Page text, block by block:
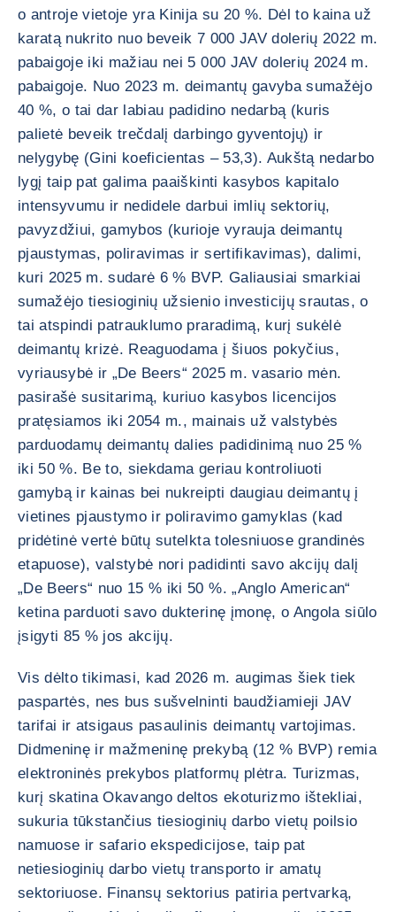
o antroje vietoje yra Kinija su 20 %. Dėl to kaina už
karatą nukrito nuo beveik 7 000 JAV dolerių 2022 m.
pabaigoje iki mažiau nei 5 000 JAV dolerių 2024 m.
pabaigoje. Nuo 2023 m. deimantų gavyba sumažėjo
40 %, o tai dar labiau padidino nedarbą (kuris
palietė beveik trečdalį darbingo gyventojų) ir
nelygybę (Gini koeficientas – 53,3). Aukštą nedarbo
lygį taip pat galima paaiškinti kasybos kapitalo
intensyvumu ir nedidele darbui imlių sektorių,
pavyzdžiui, gamybos (kurioje vyrauja deimantų
pjaustymas, poliravimas ir sertifikavimas), dalimi,
kuri 2025 m. sudarė 6 % BVP. Galiausiai smarkiai
sumažėjo tiesioginių užsienio investicijų srautas, o
tai atspindi patrauklumo praradimą, kurį sukėlė
deimantų krizė. Reaguodama į šiuos pokyčius,
vyriausybė ir „De Beers“ 2025 m. vasario mėn.
pasirašė susitarimą, kuriuo kasybos licencijos
pratęsiamos iki 2054 m., mainais už valstybės
parduodamų deimantų dalies padidinimą nuo 25 %
iki 50 %. Be to, siekdama geriau kontroliuoti
gamybą ir kainas bei nukreipti daugiau deimantų į
vietines pjaustymo ir poliravimo gamyklas (kad
pridėtinė vertė būtų sutelkta tolesniuose grandinės
etapuose), valstybė nori padidinti savo akcijų dalį
„De Beers“ nuo 15 % iki 50 %. „Anglo American“
ketina parduoti savo dukterinę įmonę, o Angola siūlo
įsigyti 85 % jos akcijų.
Vis dėlto tikimasi, kad 2026 m. augimas šiek tiek
paspartės, nes bus sušvelninti baudžiamieji JAV
tarifai ir atsigaus pasaulinis deimantų vartojimas.
Didmeninę ir mažmeninę prekybą (12 % BVP) remia
elektroninės prekybos platformų plėtra. Turizmas,
kurį skatina Okavango deltos ekoturizmo ištekliai,
sukuria tūkstančius tiesioginių darbo vietų poilsio
namuose ir safario ekspedicijose, taip pat
netiesioginių darbo vietų transporto ir amatų
sektoriuose. Finansų sektorius patiria pertvarką,